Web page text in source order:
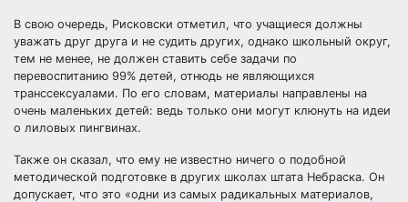
В свою очередь, Рисковски отметил, что учащиеся должны
уважать друг друга и не судить других, однако школьный округ,
тем не менее, не должен ставить себе задачи по
перевоспитанию 99% детей, отнюдь не являющихся
транссексуалами. По его словам, материалы направлены на
очень маленьких детей: ведь только они могут клюнуть на идеи
о лиловых пингвинах.
Также он сказал, что ему не известно ничего о подобной
методической подготовке в других школах штата Небраска. Он
допускает, что это «одни из самых радикальных материалов,